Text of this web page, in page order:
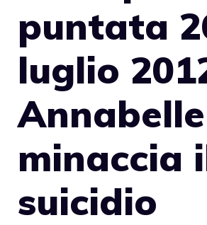
puntata
luglio
Annabelle
minaccia
suicidio